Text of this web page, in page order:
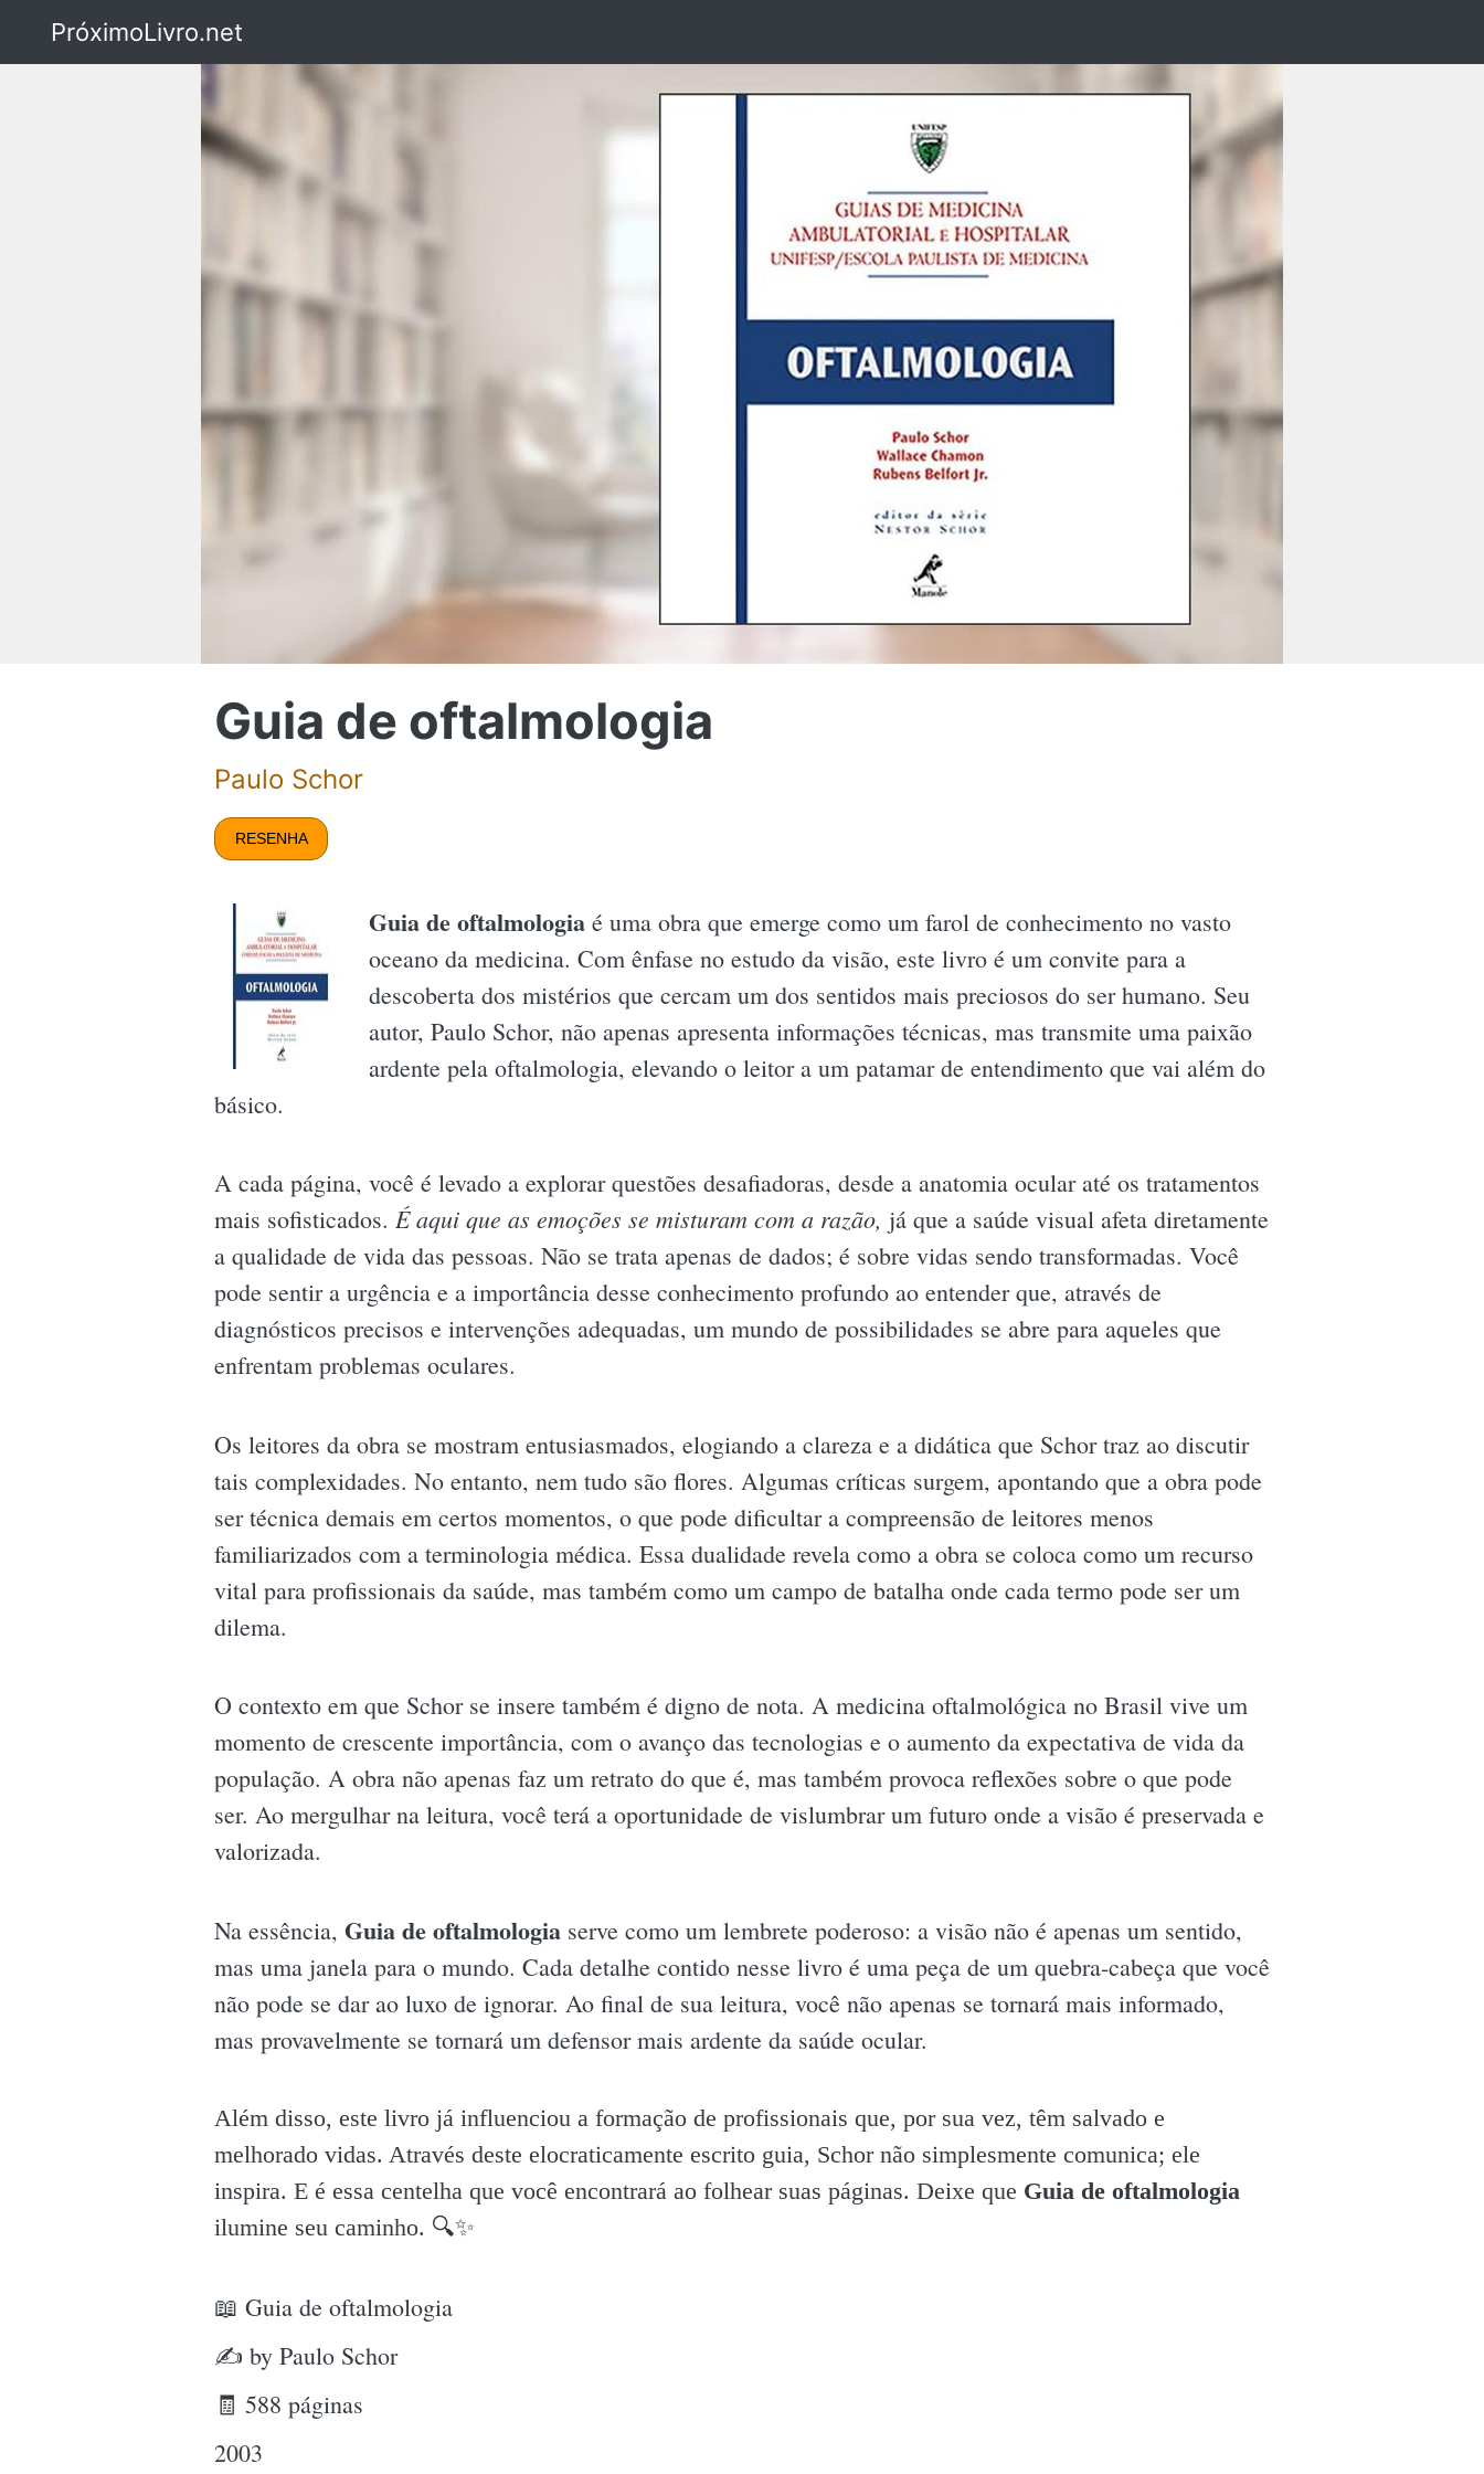
PróximoLivro.net
Guia de oftalmologia
Paulo Schor
RESENHA
Guia de oftalmologia é uma obra que emerge como um farol de conhecimento no vasto
oceano da medicina. Com ênfase no estudo da visão, este livro é um convite para a
descoberta dos mistérios que cercam um dos sentidos mais preciosos do ser humano. Seu
autor, Paulo Schor, não apenas apresenta informações técnicas, mas transmite uma paixão
ardente pela oftalmologia, elevando o leitor a um patamar de entendimento que vai além do
básico.
A cada página, você é levado a explorar questões desafiadoras, desde a anatomia ocular até os tratamentos
mais sofisticados. É aqui que as emoções se misturam com a razão, já que a saúde visual afeta diretamente
a qualidade de vida das pessoas. Não se trata apenas de dados; é sobre vidas sendo transformadas. Você
pode sentir a urgência e a importância desse conhecimento profundo ao entender que, através de
diagnósticos precisos e intervenções adequadas, um mundo de possibilidades se abre para aqueles que
enfrentam problemas oculares.
Os leitores da obra se mostram entusiasmados, elogiando a clareza e a didática que Schor traz ao discutir
tais complexidades. No entanto, nem tudo são flores. Algumas críticas surgem, apontando que a obra pode
ser técnica demais em certos momentos, o que pode dificultar a compreensão de leitores menos
familiarizados com a terminologia médica. Essa dualidade revela como a obra se coloca como um recurso
vital para profissionais da saúde, mas também como um campo de batalha onde cada termo pode ser um
dilema.
O contexto em que Schor se insere também é digno de nota. A medicina oftalmológica no Brasil vive um
momento de crescente importância, com o avanço das tecnologias e o aumento da expectativa de vida da
população. A obra não apenas faz um retrato do que é, mas também provoca reflexões sobre o que pode
ser. Ao mergulhar na leitura, você terá a oportunidade de vislumbrar um futuro onde a visão é preservada e
valorizada.
Na essência, Guia de oftalmologia serve como um lembrete poderoso: a visão não é apenas um sentido,
mas uma janela para o mundo. Cada detalhe contido nesse livro é uma peça de um quebra-cabeça que você
não pode se dar ao luxo de ignorar. Ao final de sua leitura, você não apenas se tornará mais informado,
mas provavelmente se tornará um defensor mais ardente da saúde ocular.
Além disso, este livro já influenciou a formação de profissionais que, por sua vez, têm salvado e
melhorado vidas. Através deste elocraticamente escrito guia, Schor não simplesmente comunica; ele
inspira. E é essa centelha que você encontrará ao folhear suas páginas. Deixe que Guia de oftalmologia
ilumine seu caminho. 🔍✨️
📖 Guia de oftalmologia
✍ by Paulo Schor
🧾 588 páginas
2003